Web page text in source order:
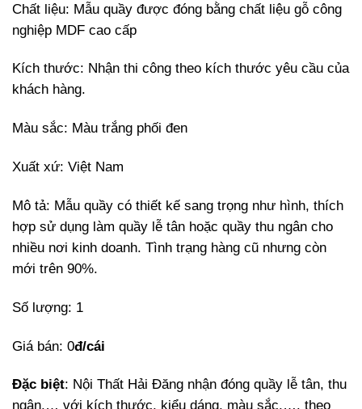
Chất liệu: Mẫu quầy được đóng bằng chất liệu gỗ công
nghiệp MDF cao cấp
Kích thước: Nhận thi công theo kích thước yêu cầu của
khách hàng.
Màu sắc: Màu trắng phối đen
Xuất xứ: Việt Nam
Mô tả: Mẫu quầy có thiết kế sang trọng như hình, thích
hợp sử dụng làm quầy lễ tân hoặc quầy thu ngân cho
nhiều nơi kinh doanh. Tình trạng hàng cũ nhưng còn
mới trên 90%.
Số lượng: 1
Giá bán: 0đ/cái
Đặc biệt: Nội Thất Hải Đăng nhận đóng quầy lễ tân, thu
ngân,… với kích thước, kiểu dáng, màu sắc,…. theo